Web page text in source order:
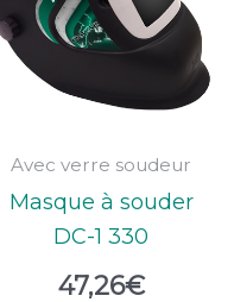
Avec verre soudeur
Masque à souder
DC-1 330
47,26€